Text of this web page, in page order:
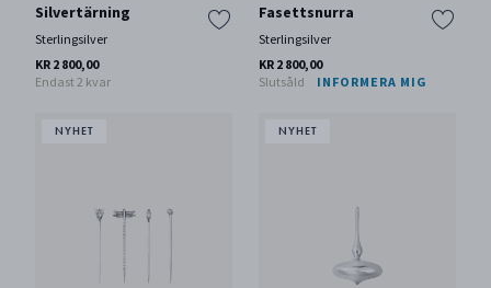
Silvertärning
Sterlingsilver
KR 2 800,00
Endast 2 kvar
Fasettsnurra
Sterlingsilver
KR 2 800,00
Slutsåld
INFORMERA MIG